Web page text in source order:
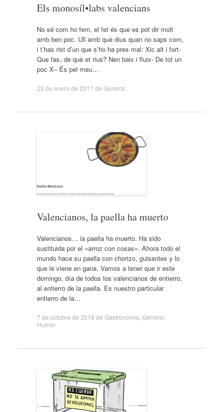
Els monosíl•labs valencians
No sé com ho fem, el fet és que es pot dir molt
amb ben poc. Ull amb què dius quan no saps com,
i t’has rist d’un que s’ho ha pres mal: Xic alt i fort-
Que fas, de què et rius? Nen baix i fluix- De tot un
poc X– És pel meu…
23 de enero de 2017 de General
Valencianos, la paella ha muerto
Valencianos… la paella ha muerto. Ha sido
sustituida por el «arroz con cosas». Ahora todo el
mundo hace su paella con chorizo, guisantes y lo
que le viene en gana. Vamos a tener que ir este
domingo, día de todos los valencianos de entierro,
al entierro de la paella. Es nuestro particular
entierro de la…
7 de octubre de 2016 de Gastronomía General
Humor.